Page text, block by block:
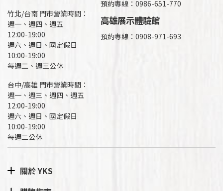
竹北/台南 門市營業時間：
週一、週四、週五
12:00-19:00
週六、週日、國定假日
10:00-19:00
每週二、週三公休
台中/高雄 門市營業時間：
週一、週三、週四、週五
12:00-19:00
週六、週日、國定假日
10:00-19:00
每週二公休
預約專線：0986-651-770
高雄展示體驗館
預約專線： 0908-971-693
關於 YKS